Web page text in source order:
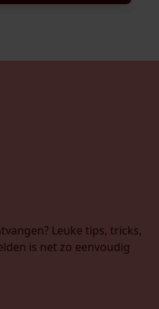
Leuke tips, tricks,
is net zo eenvoudig